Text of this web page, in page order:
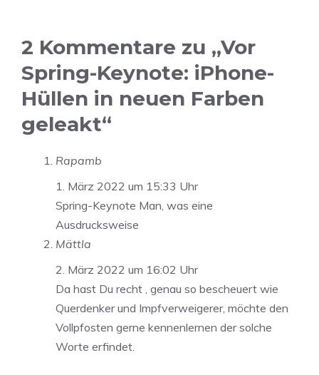
2 Kommentare zu „Vor
Spring-Keynote: iPhone-
Hüllen in neuen Farben
geleakt“
Rapamb
1. März 2022 um 15:33 Uhr
Spring-Keynote Man, was eine
Ausdrucksweise
Mättla
2. März 2022 um 16:02 Uhr
Da hast Du recht , genau so bescheuert wie
Querdenker und Impfverweigerer, möchte den
Vollpfosten gerne kennenlernen der solche
Worte erfindet.